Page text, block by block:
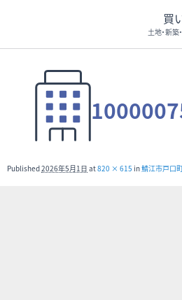
買
土地・新築
Published2026年5月1日 at820 × 615 in鯖江市戸口